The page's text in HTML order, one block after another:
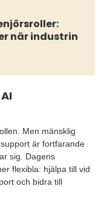
när industrin
Men mänsklig
är fortfarande
sig. Dagens
flexibla: hjälpa till vid
och bidra till